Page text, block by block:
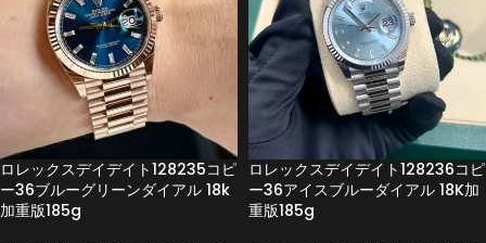
ロレックスデイデイト128235コピ
ー36ブルーグリーンダイアル 18k
加重版185g
ロレックスデイデイト128236コピ
ー36アイスブルーダイアル 18K加
重版185g